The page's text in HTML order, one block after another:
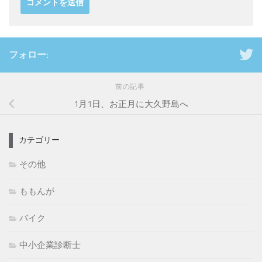
フォロー:
前の記事
1月1日、お正月に大久野島へ
カテゴリー
その他
ももんが
バイク
中小企業診断士